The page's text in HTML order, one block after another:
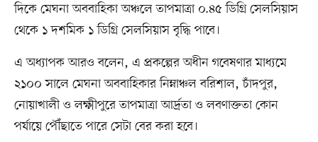
দিকে মেঘনা অববাহিকা অঞ্চলে তাপমাত্রা ০.৪৫ ডিগ্রি সেলসিয়াস
থেকে ১ দশমিক ১ ডিগ্রি সেলসিয়াস বৃদ্ধি পাবে।
এ অধ্যাপক আরও বলেন, এ প্রকল্পের অধীন গবেষণার মাধ্যমে
২১০০ সালে মেঘনা অববাহিকার নিম্নাঞ্চল বরিশাল, চাঁদপুর,
নোয়াখালী ও লক্ষ্মীপুরে তাপমাত্রা আর্দ্রতা ও লবণাক্ততা কোন
পর্যায়ে পৌঁছাতে পারে সেটা বের করা হবে।